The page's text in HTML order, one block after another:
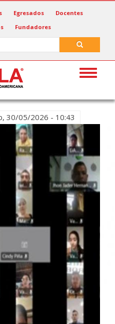
Egresados
Docentes
Fundadores
Toggle
30/05/2026 - 10:43